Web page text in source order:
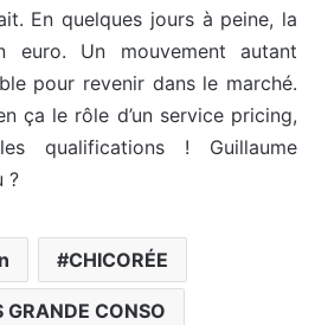
En quelques jours à peine, la
euro. Un mouvement autant
pour revenir dans le marché.
ça le rôle d’un service pricing,
qualifications ! Guillaume
?
CHICORÉE
GRANDE CONSO